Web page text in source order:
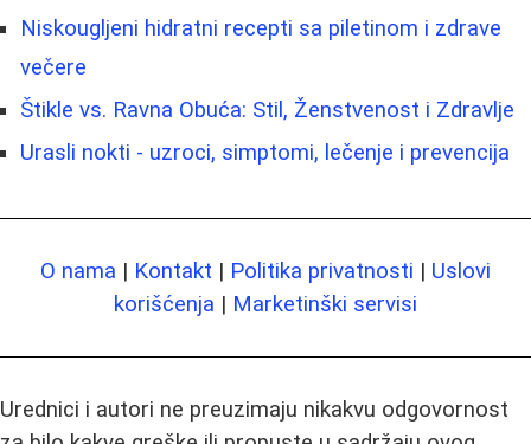
Niskougljeni hidratni recepti sa piletinom i zdrave
večere
Štikle vs. Ravna Obuća: Stil, Ženstvenost i Zdravlje
Urasli nokti - uzroci, simptomi, lečenje i prevencija
O nama | Kontakt | Politika privatnosti | Uslovi
korišćenja | Marketinški servisi
Urednici i autori ne preuzimaju nikakvu odgovornost